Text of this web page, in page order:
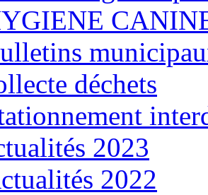
déchets
2023
2022